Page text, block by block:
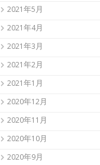
2021年5月
2021年4月
2021年3月
2021年2月
2021年1月
2020年12月
2020年11月
2020年10月
2020年9月